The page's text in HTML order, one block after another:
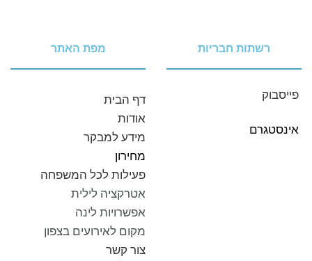
רשתות חבריות
פייסבוק
אינסטגרם
מפת האתר
דף‭ ‬הבית
אודות
מידע‭ ‬למבקר
מחירון
פעילות לכל המשפחה
אטרקציה לילית
אפשרויות לינה
מקום לאירועים בצפון
צור‭ ‬קשר